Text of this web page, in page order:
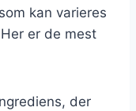
kan varieres
er de mest
der